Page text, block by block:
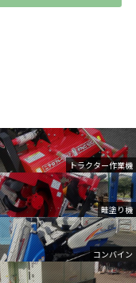
トラクター作業機
畦塗り機
コンバイン